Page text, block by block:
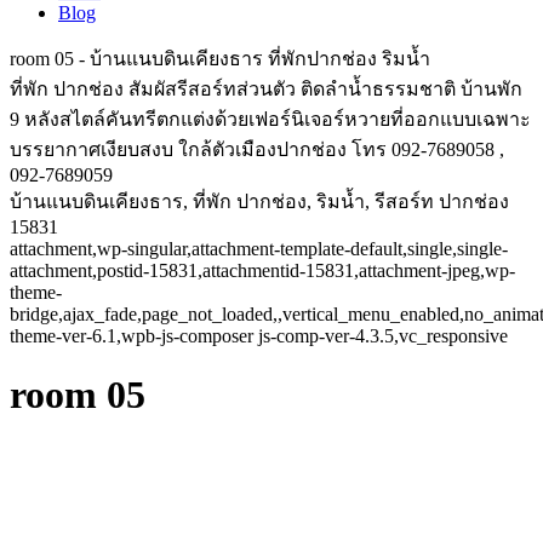
Blog
room 05 - บ้านแนบดินเคียงธาร ที่พักปากช่อง ริมน้ำ
ที่พัก ปากช่อง สัมผัสรีสอร์ทส่วนตัว ติดลำน้ำธรรมชาติ บ้านพัก
9 หลังสไตล์คันทรีตกแต่งด้วยเฟอร์นิเจอร์หวายที่ออกแบบเฉพาะ
บรรยากาศเงียบสงบ ใกล้ตัวเมืองปากช่อง โทร 092-7689058 ,
092-7689059
บ้านแนบดินเคียงธาร, ที่พัก ปากช่อง, ริมน้ำ, รีสอร์ท ปากช่อง
15831
attachment,wp-singular,attachment-template-default,single,single-
attachment,postid-15831,attachmentid-15831,attachment-jpeg,wp-
theme-
theme-ver-6.1,wpb-js-composer js-comp-ver-4.3.5,vc_responsive
room 05